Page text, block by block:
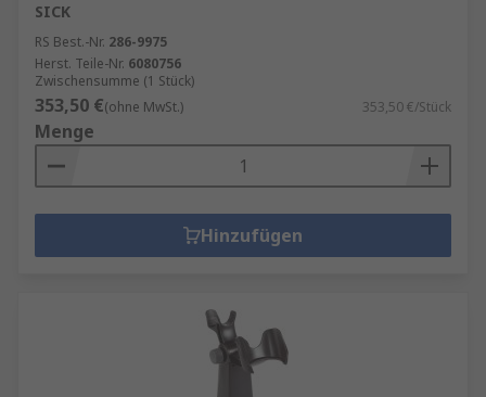
SICK
RS Best.-Nr. 286-9975
Herst. Teile-Nr. 6080756
Zwischensumme (1 Stück)
353,50 €(ohne MwSt.) 353,50 €/Stück
Menge
Hinzufügen